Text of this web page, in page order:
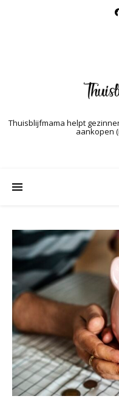
Thuisblijfmama helpt
aankopen